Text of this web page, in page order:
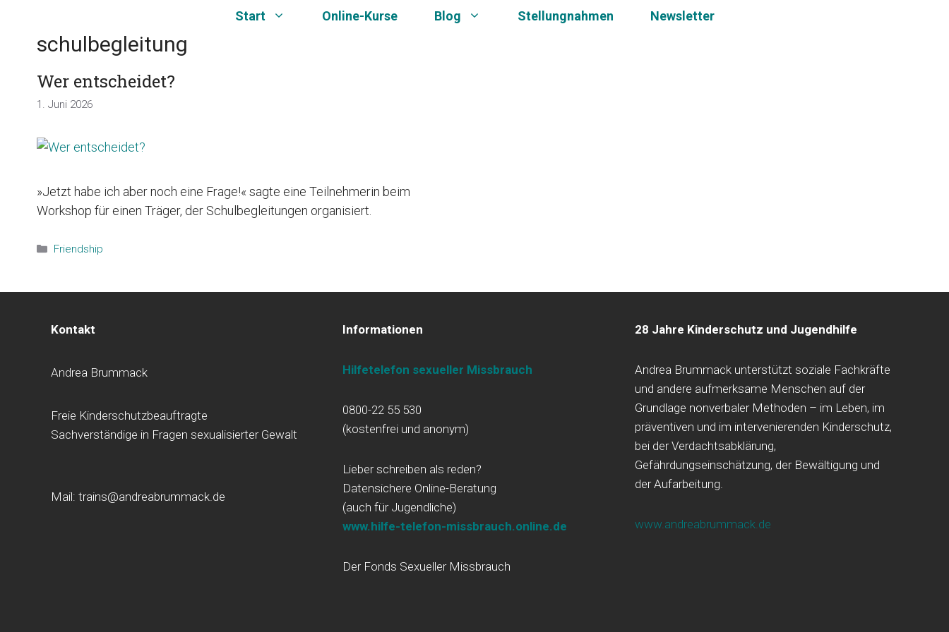
springen
Start Online-Kurse Blog Stellungnahmen Newsletter
schulbegleitung
Wer entscheidet?
1. Juni 2026
»Jetzt habe ich aber noch eine Frage!« sagte eine Teilnehmerin beim
Workshop für einen Träger, der Schulbegleitungen organisiert.
Kategorien
Friendship
Kontakt
Andrea Brummack
Freie Kinderschutzbeauftragte
Sachverständige in Fragen sexualisierter Gewalt
Mail: trains@andreabrummack.de
Informationen
Hilfetelefon sexueller Missbrauch
0800-22 55 530
(kostenfrei und anonym)
Lieber schreiben als reden?
Datensichere Online-Beratung
(auch für Jugendliche)
www.hilfe-telefon-missbrauch.online.de
Der Fonds Sexueller Missbrauch
28 Jahre Kinderschutz und Jugendhilfe
Andrea Brummack unterstützt soziale Fachkräfte
und andere aufmerksame Menschen auf der
Grundlage nonverbaler Methoden – im Leben, im
präventiven und im intervenierenden Kinderschutz,
bei der Verdachtsabklärung,
Gefährdungseinschätzung, der Bewältigung und
der Aufarbeitung.
www.andreabrummack.de